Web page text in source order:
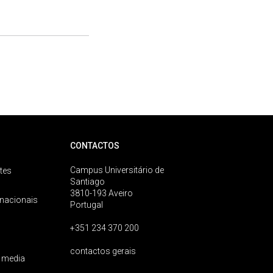
CONTACTOS
Campus Universitário de
Santiago
3810-193 Aveiro
Portugal
+351 234 370 200
contactos gerais